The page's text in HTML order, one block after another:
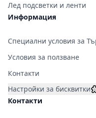
Лед подсветки и ленти
Информация
Специални условия за
Условия за ползване
Контакти
Настройки за бисквитки
Контакти